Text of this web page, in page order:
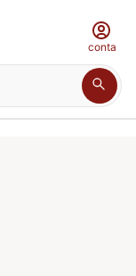
conta